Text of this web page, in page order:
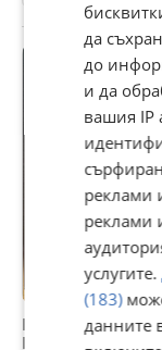
Курс по
Intermediate
да
до
и да
вашия IP
реклами
реклами
услугите.
(183)
данните